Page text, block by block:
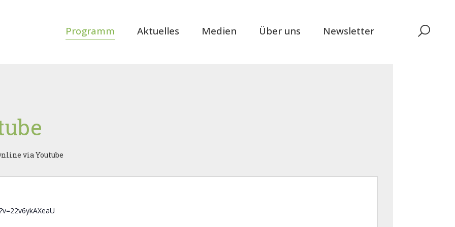
Programm Aktuelles Medien Über uns Newsletter
via Youtube